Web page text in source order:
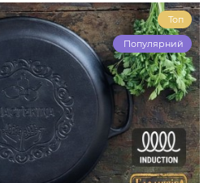
Топ
Популярний